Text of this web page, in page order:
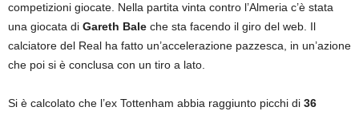
competizioni giocate. Nella partita vinta contro l’Almeria c’è stata
una giocata di Gareth Bale che sta facendo il giro del web. Il
calciatore del Real ha fatto un’accelerazione pazzesca, in un’azione
che poi si è conclusa con un tiro a lato.
Si è calcolato che l’ex Tottenham abbia raggiunto picchi di 36